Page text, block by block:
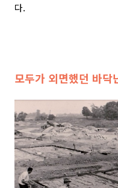
다.
모두가 외면했던 바닥